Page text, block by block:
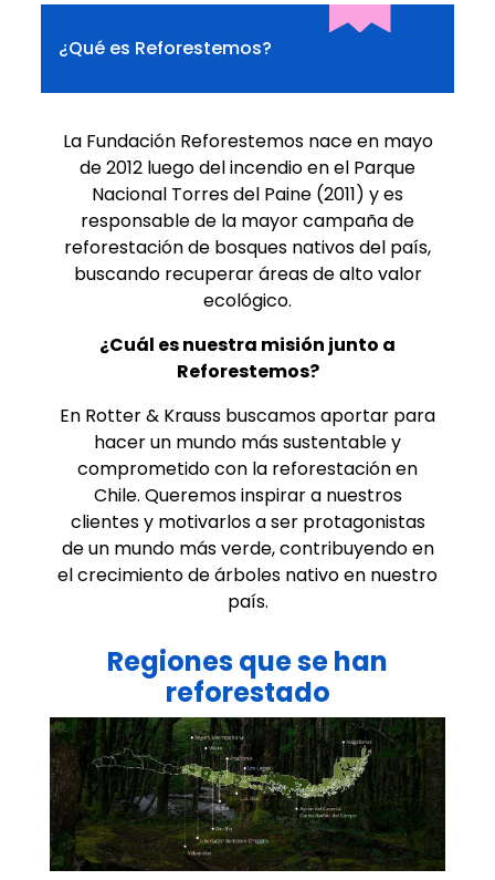
¿Qué es Reforestemos?
La Fundación Reforestemos nace en mayo
de 2012 luego del incendio en el Parque
Nacional Torres del Paine (2011) y es
responsable de la mayor campaña de
reforestación de bosques nativos del país,
buscando recuperar áreas de alto valor
ecológico.
¿Cuál es nuestra misión junto a
Reforestemos?
En Rotter & Krauss buscamos aportar para
hacer un mundo más sustentable y
comprometido con la reforestación en
Chile. Queremos inspirar a nuestros
clientes y motivarlos a ser protagonistas
de un mundo más verde, contribuyendo en
el crecimiento de árboles nativo en nuestro
país.
Regiones que se han
reforestado